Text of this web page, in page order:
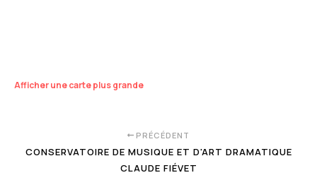
Afficher une carte plus grande
PRÉCÉDENT
CONSERVATOIRE DE MUSIQUE ET D'ART DRAMATIQUE
CLAUDE FIÉVET